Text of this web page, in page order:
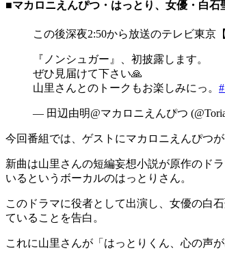
■マカロニえんぴつ・はっとり、女優・白
この後深夜2:50から放送のテレビ東京
『ノンシュガー』、初披露します。
ぜひ見届けて下さい🙏
山里さんとのトークもお楽しみにっ。
— 田辺由明@マカロニえんぴつ
今回番組では、ゲストにマカロニえんぴつが
新曲は山里さんの短編妄想小説が原作のド
いるというボーカルのはっとりさん。
このドラマに役者として出演し、女優の白
ていることを告白。
これに山里さんが「はっとりくん、心の声